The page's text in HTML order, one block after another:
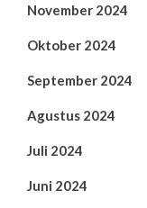
November 2024
Oktober 2024
September 2024
Agustus 2024
Juli 2024
Juni 2024